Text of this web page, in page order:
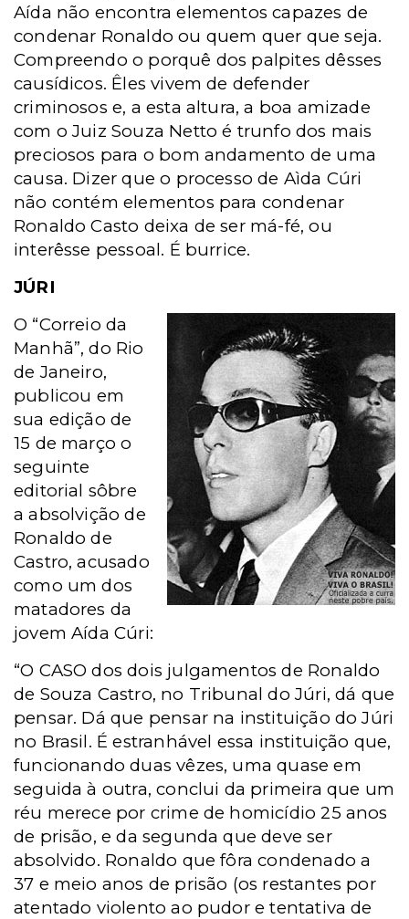
Aída não encontra elementos capazes de
condenar Ronaldo ou quem quer que seja.
Compreendo o porquê dos palpites dêsses
causídicos. Êles vivem de defender
criminosos e, a esta altura, a boa amizade
com o Juiz Souza Netto é trunfo dos mais
preciosos para o bom andamento de uma
causa. Dizer que o processo de Aìda Cúri
não contém elementos para condenar
Ronaldo Casto deixa de ser má-fé, ou
interêsse pessoal. É burrice.
JÚRI
O “Correio da
Manhã”, do Rio
de Janeiro,
publicou em
sua edição de
15 de março o
seguinte
editorial sôbre
a absolvição de
Ronaldo de
Castro, acusado
como um dos
matadores da
jovem Aída Cúri:
“O CASO dos dois julgamentos de Ronaldo
de Souza Castro, no Tribunal do Júri, dá que
pensar. Dá que pensar na instituição do Júri
no Brasil. É estranhável essa instituição que,
funcionando duas vêzes, uma quase em
seguida à outra, conclui da primeira que um
réu merece por crime de homicídio 25 anos
de prisão, e da segunda que deve ser
absolvido. Ronaldo que fôra condenado a
37 e meio anos de prisão (os restantes por
atentado violento ao pudor e tentativa de